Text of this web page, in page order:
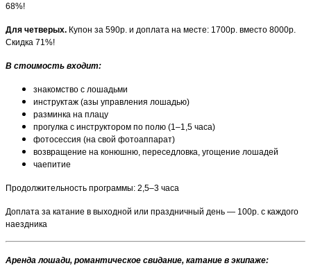
68%!
Для четверых. Купон за 590р. и доплата на месте: 1700р. вместо 8000р.
Скидка 71%!
В стоимость входит:
знакомство с лошадьми
инструктаж (азы управления лошадью)
разминка на плацу
прогулка с инструктором по полю (1–1,5 часа)
фотосессия (на свой фотоаппарат)
возвращение на конюшню, переседловка, угощение лошадей
чаепитие
Продолжительность программы: 2,5–3 часа
Доплата за катание в выходной или праздничный день — 100р. с каждого
наездника
Аренда лошади, романтическое свидание, катание в экипаже: